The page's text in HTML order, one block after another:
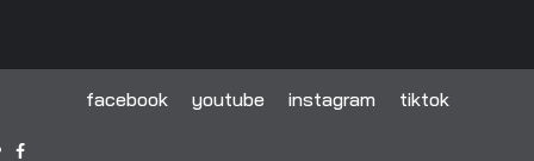
facebook youtube instagram tiktok
facebook